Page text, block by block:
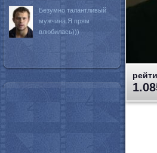
Безумно талантливый
мужчина.Я прям
влюбилась)))